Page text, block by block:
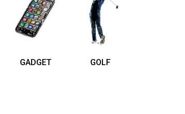
GADGET GOLF